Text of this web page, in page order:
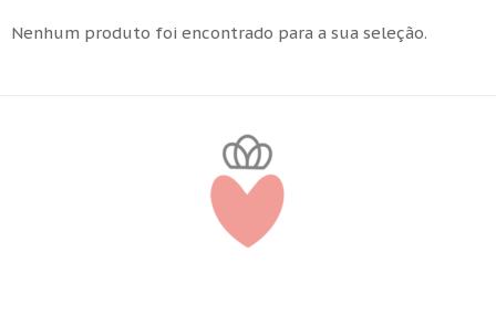
Nenhum produto foi encontrado para a sua seleção.